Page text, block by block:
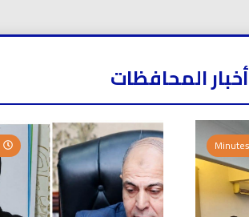
أخبار المحافظات